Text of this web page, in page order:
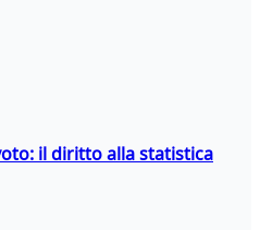
il diritto alla statistica